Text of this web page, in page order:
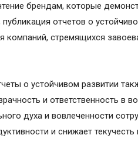
брендам, которые
отчетов о
компаний, стремящихся
о устойчивом развитии
и ответственность в
духа и вовлеченности
и снижает текучесть